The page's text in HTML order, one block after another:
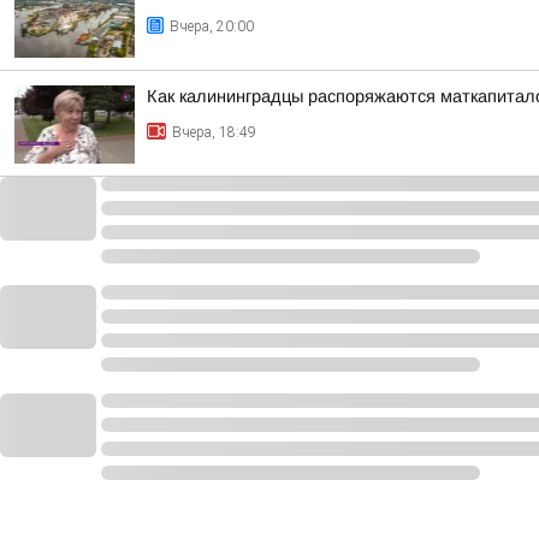
Вчера, 20:00
Как калининградцы распоряжаются
Вчера, 18:49